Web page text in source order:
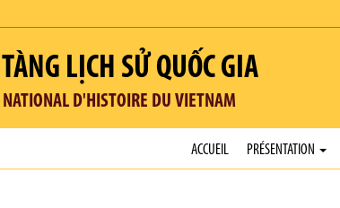
LỊCH SỬ QUỐC GIA
D'HISTOIRE DU VIETNAM
ACCUEIL PRÉSENTATION